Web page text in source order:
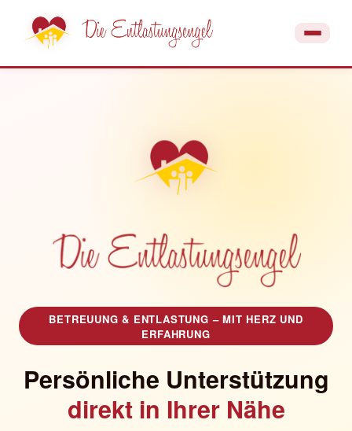
BETREUUNG & ENTLASTUNG – MIT HERZ UND
ERFAHRUNG
Persönliche Unterstützung
direkt in Ihrer Nähe